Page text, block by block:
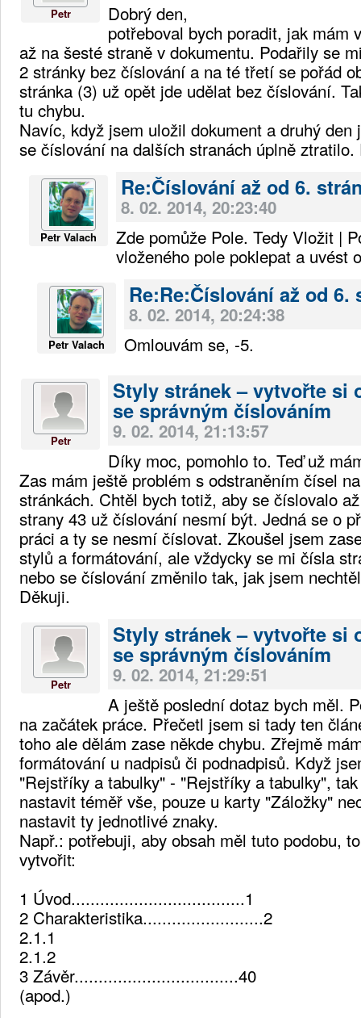
Petr
Dobrý den,
potřeboval bych poradit, jak mám
až na šesté straně v dokumentu. Podařily se
2 stránky bez číslování a na té třetí se pořád
stránka (3) už opět jde udělat bez číslování.
tu chybu.
Navíc, když jsem uložil dokument a druhý den
se číslování na dalších stranách úplně
Petr Valach
Re:Číslování až od 6.
8. 02. 2014, 20:23:40
Zde pomůže Pole. Tedy Vložit |
vloženého pole poklepat a uvést
Petr Valach
Re:Re:Číslování až od 6.
8. 02. 2014, 20:24:38
Omlouvám se, -5.
Petr
Styly stránek – vytvořte si
se správným číslováním
9. 02. 2014, 21:13:57
Díky moc, pomohlo to. Teď už
Zas mám ještě problém s odstraněním čísel
stránkách. Chtěl bych totiž, aby se číslovalo
strany 43 už číslování nesmí být. Jedná se o
práci a ty se nesmí číslovat. Zkoušel jsem
stylů a formátování, ale vždycky se mi čísla
nebo se číslování změnilo tak, jak jsem
Děkuji.
Petr
Styly stránek – vytvořte si
se správným číslováním
9. 02. 2014, 21:29:51
A ještě poslední dotaz bych měl.
na začátek práce. Přečetl jsem si tady ten
toho ale dělám zase někde chybu. Zřejmě
formátování u nadpisů či podnadpisů. Když
"Rejstříky a tabulky" - "Rejstříky a tabulky",
nastavit téměř vše, pouze u karty "Záložky"
nastavit ty jednotlivé znaky.
Např.: potřebuji, aby obsah měl tuto podobu,
vytvořit:
1 Úvod....................................1
2 Charakteristika.........................2
2.1.1
2.1.2
3 Závěr..................................40
(apod.)